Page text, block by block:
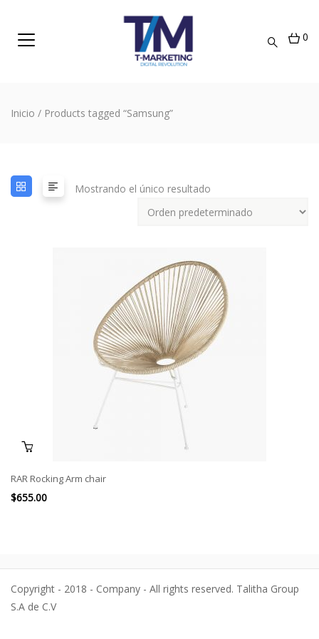
0
Inicio / Products tagged “Samsung”
Mostrando el único resultado
RAR Rocking Arm chair
$655.00
Copyright - 2018 - Company - All rights reserved. Talitha Group
S.A de C.V